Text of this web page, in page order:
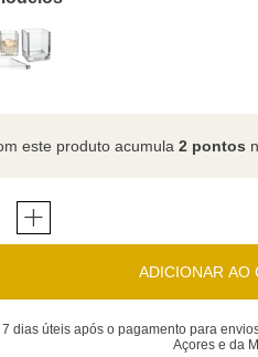
este produto acumula2 pontos
ADICIONAR AO
7 dias úteis após o pagamento para
Açores e da